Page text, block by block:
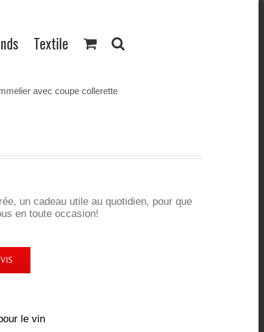
Textile
avec coupe collerette
un cadeau utile au quotidien, pour que
en toute occasion!
le vin